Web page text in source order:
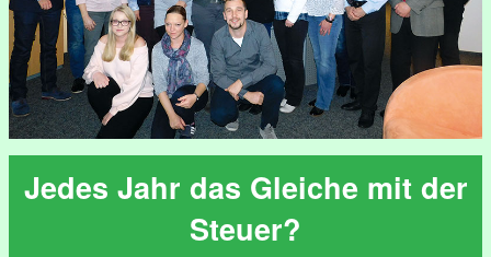
Jedes Jahr das Gleiche mit der
Steuer?